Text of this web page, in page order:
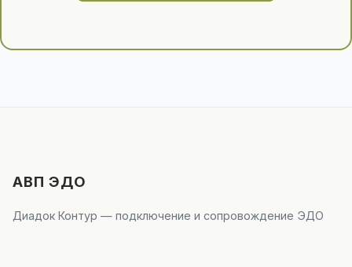
АВП ЭДО
Диадок Контур — подключение и сопровождение ЭДО